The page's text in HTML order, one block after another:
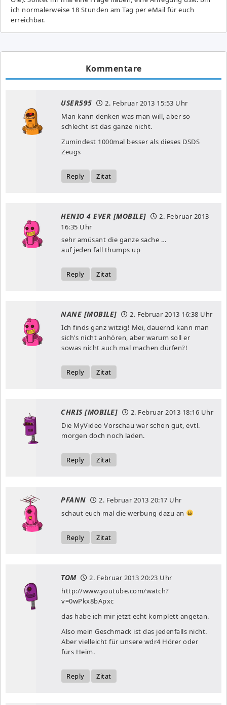
ich normalerweise 18 Stunden am Tag per eMail für euch
erreichbar.
Kommentare
USER595 2. Februar 2013 15:53 Uhr
Man kann denken was man will, aber so
schlecht ist das ganze nicht.
Zumindest 1000mal besser als dieses DSDS
Zeugs
Reply Zitat
HENIO 4 EVER [MOBILE]
2. Februar 2013
16:35 Uhr
sehr amüsant die ganze sache …
auf jeden fall thumps up
Reply Zitat
NANE [MOBILE] 2. Februar 2013 16:38 Uhr
Ich finds ganz witzig! Mei, dauernd kann man
sich’s nicht anhören, aber warum soll er
sowas nicht auch mal machen dürfen?!
Reply Zitat
CHRIS [MOBILE] 2. Februar 2013 18:16 Uhr
Die MyVideo Vorschau war schon gut, evtl.
morgen doch noch laden.
Reply Zitat
PFANN 2. Februar 2013 20:17 Uhr
schaut euch mal die werbung dazu an
Reply Zitat
TOM 2. Februar 2013 20:23 Uhr
http://www.youtube.com/watch?
v=0wPkx8bApxc
das habe ich mir jetzt echt komplett angetan.
Also mein Geschmack ist das jedenfalls nicht.
Aber vielleicht für unsere wdr4 Hörer oder
fürs Heim.
Reply Zitat